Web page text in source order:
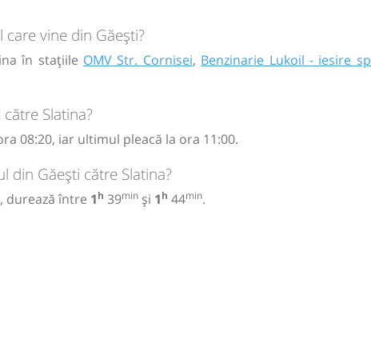
vine din Găești?
în stațiile OMV Str. Cornisei, Benzinarie Lukoil - iesire
Slatina?
08:20, iar ultimul pleacă la ora 11:00.
din Găești către Slatina?
durează între 1h 39min și 1h 44min.